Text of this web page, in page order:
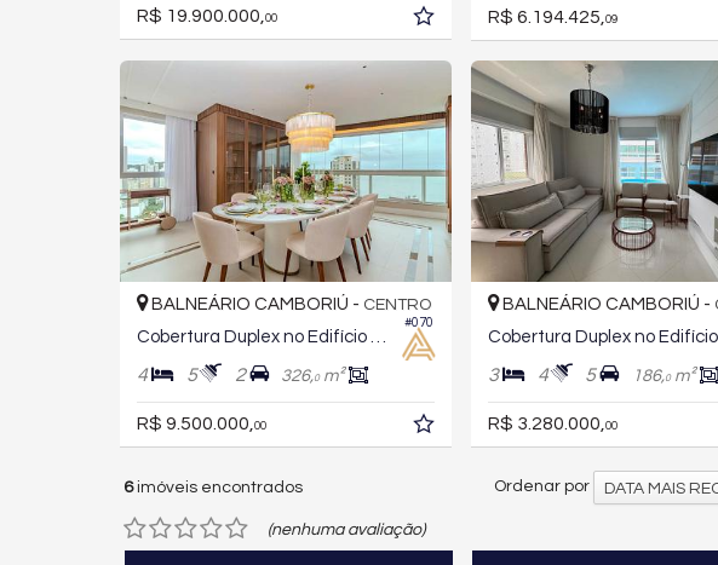
R$ 19.900.000, 00 R$ 6.194.425, 09
#070
BALNEÁRIO CAMBORIÚ - CENTRO
Cobertura Duplex no Edifício Olimpia Residence
4 5 2 326,0m²
R$ 9.500.000,00
BALNEÁRIO CAMBORIÚ -
3 4 5 186,0m²
R$ 3.280.000,00
6imóveis encontrados Ordenar por DATA MAIS
(nenhuma avaliação)